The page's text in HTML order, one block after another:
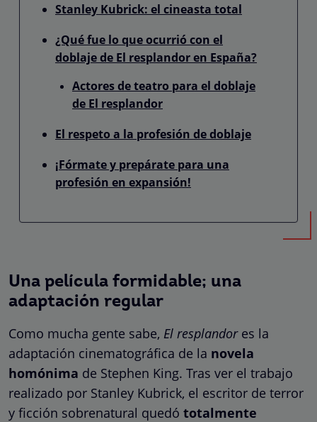
Stanley Kubrick: el cineasta total
¿Qué fue lo que ocurrió con el
doblaje de El resplandor en España?
Actores de teatro para el doblaje
de El resplandor
El respeto a la profesión de doblaje
¡Fórmate y prepárate para una
profesión en expansión!
Una película formidable; una
adaptación regular
Como mucha gente sabe, El resplandores la
adaptación cinematográfica de la novela
homónima de Stephen King. Tras ver el trabajo
realizado por Stanley Kubrick, el escritor de terror
y ficción sobrenatural quedó totalmente